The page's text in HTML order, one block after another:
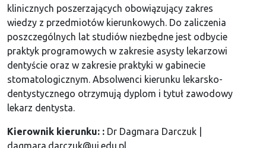
klinicznych poszerzających obowiązujący zakres
wiedzy z przedmiotów kierunkowych. Do zaliczenia
poszczególnych lat studiów niezbędne jest odbycie
praktyk programowych w zakresie asysty lekarzowi
dentyście oraz w zakresie praktyki w gabinecie
stomatologicznym. Absolwenci kierunku lekarsko-
dentystycznego otrzymują dyplom i tytuł zawodowy
lekarz dentysta.
Kierownik kierunku: : Dr Dagmara Darczuk |
dagmara.darczuk@uj.edu.pl